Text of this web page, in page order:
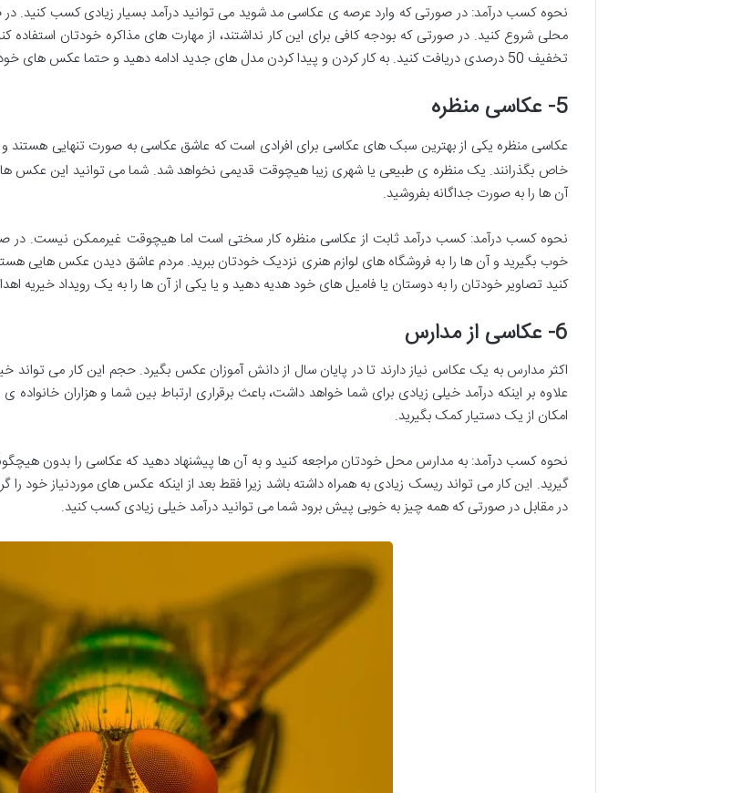
نحوه کسب درآمد: در صورتی که وارد عرصه ی عکاسی مد شوید می توانید درآمد بسیار زیادی کسب کنید. در
محلی شروع کنید. در صورتی که بودجه کافی برای این کار نداشتند، از مهارت های مذاکره خودتان
تخفیف 50 درصدی دریافت کنید. به کار کردن و پیدا کردن مدل های جدید ادامه دهید و حتما عکس های خود را در شبکه های اجتماعی مختلف به اشتراک بگذارید.
5- عکاسی منظره
عکاسی منظره یکی از بهترین سبک های عکاسی برای افرادی است که عاشق عکاسی به صورت تنهایی هستند
خاص بگذرانند. یک منظره ی طبیعی یا شهری زیبا هیچوقت قدیمی نخواهد شد. شما می توانید این عکس ها
آن ها را به صورت جداگانه بفروشید.
نحوه کسب درآمد: کسب درآمد ثابت از عکاسی منظره کار سختی است اما هیچوقت غیرممکن نیست. در
خوب بگیرید و آن ها را به فروشگاه های لوازم هنری نزدیک خودتان ببرید. مردم عاشق دیدن عکس هایی
کنید تصاویر خودتان را به دوستان یا فامیل های خود هدیه دهید و یا یکی از آن ها را به یک رویداد
6- عکاسی از مدارس
اکثر مدارس به یک عکاس نیاز دارند تا در پایان سال از دانش آموزان عکس بگیرد. حجم این کار می تواند
علاوه بر اینکه درآمد خیلی زیادی برای شما خواهد داشت، باعث برقراری ارتباط بین شما و هزاران
امکان از یک دستیار کمک بگیرید.
نحوه کسب درآمد: به مدارس محل خودتان مراجعه کنید و به آن ها پیشنهاد دهید که عکاسی را بدون
گیرید. این کار می تواند ریسک زیادی به همراه داشته باشد زیرا فقط بعد از اینکه عکس های موردنیاز خود
در مقابل در صورتی که همه چیز به خوبی پیش برود شما می توانید درآمد خیلی زیادی کسب کنید.